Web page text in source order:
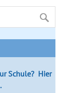
Schule? Hier